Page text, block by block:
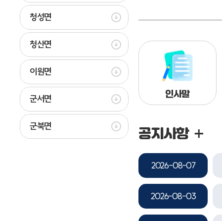
청성면
청산면
이원면
군서면
군북면
인사말
공지사항
2026-08-07
2026-08-03